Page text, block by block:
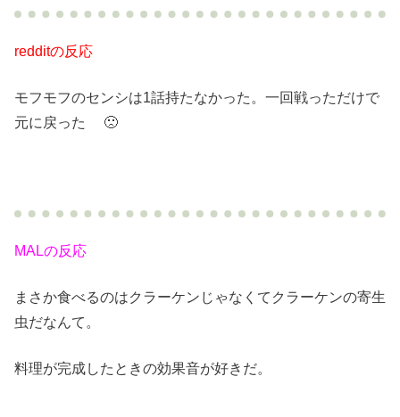
redditの反応
モフモフのセンシは1話持たなかった。一回戦っただけで
元に戻った 🙁
MALの反応
まさか食べるのはクラーケンじゃなくてクラーケンの寄生
虫だなんて。
料理が完成したときの効果音が好きだ。